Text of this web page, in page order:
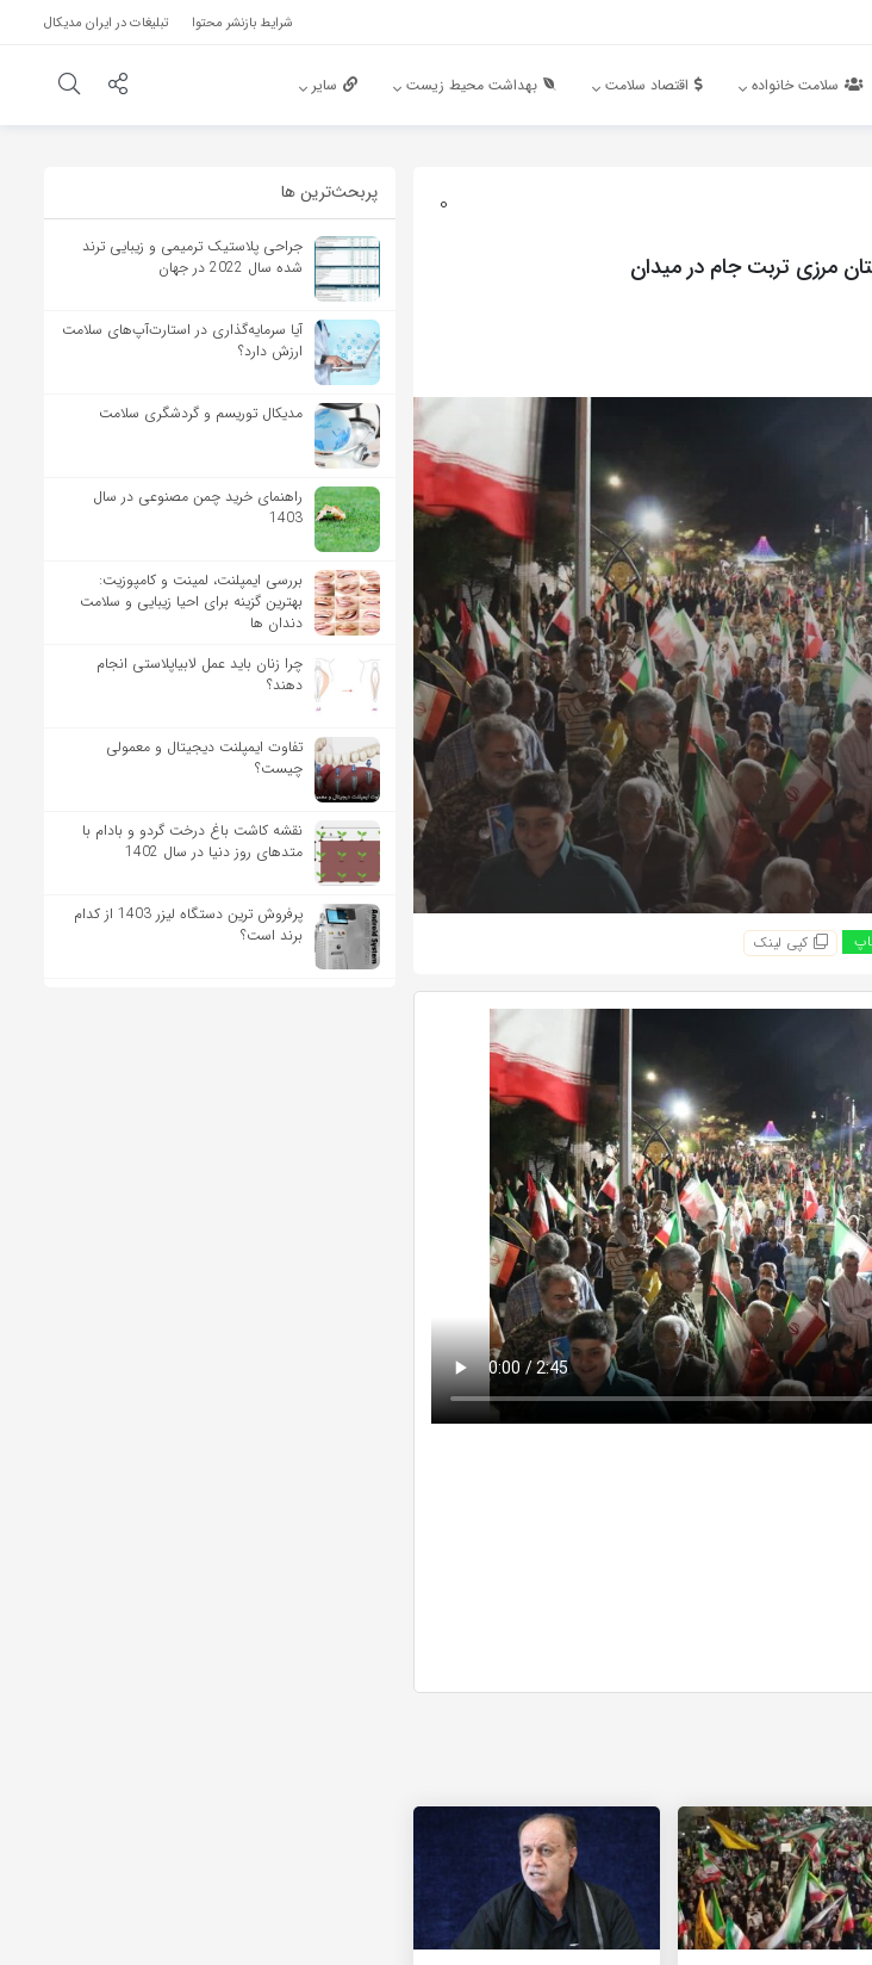
شرایط بازنشر محتوا تبلیغات در ایران مدیکال
سلامت خانواده اقتصاد سلامت بهداشت محیط زیست سایر
0
مرزی تربت جام در میدان
کپی لینک
پربحث‌‌ترین ها
جراحی پلاستیک ترمیمی و زیبایی ترند
شده سال 2022 در جهان
آیا سرمایه‌گذاری در استارت‌آپ‌های سلامت
ارزش دارد؟
مدیکال توریسم و گردشگری سلامت
راهنمای خرید چمن مصنوعی در سال
1403
بررسی ایمپلنت، لمینت و کامپوزیت:
بهترین گزینه برای احیا زیبایی و سلامت
دندان ها
چرا زنان باید عمل لابیاپلاستی انجام
دهند؟
تفاوت ایمپلنت دیجیتال و معمولی
چیست؟
نقشه کاشت باغ درخت گردو و بادام با
متدهای روز دنیا در سال 1402
پرفروش ترین دستگاه لیزر 1403 از کدام
برند است؟